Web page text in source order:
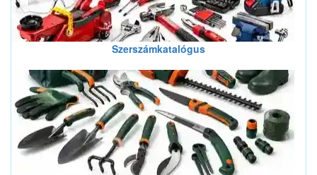
Szerszámkatalógus